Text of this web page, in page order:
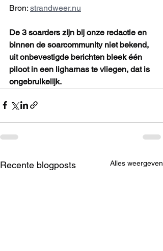
Bron: strandweer.nu
De 3 soarders zijn bij onze redactie en
binnen de soarcommunity niet bekend,
uit onbevestigde berichten bleek één
piloot in een ligharnas te vliegen, dat is
ongebruikelijk.
Recente blogposts Alles weergeven